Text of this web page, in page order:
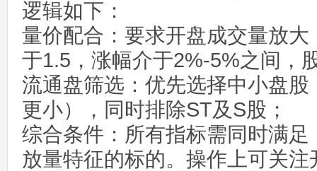
逻辑如下：
量价配合：要求开盘成交量放
于1.5，涨幅介于2%-5%之间，
流通盘筛选：优先选择中小盘
更小），同时排除ST及S股；
综合条件：所有指标需同时满
放量特征的标的。操作上可关